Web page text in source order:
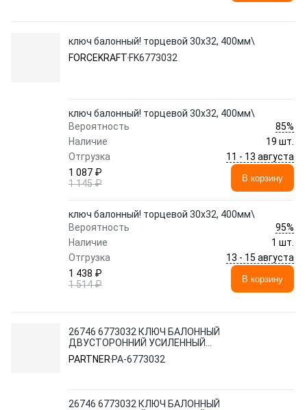
ключ балонный! торцевой 30х32, 400мм\
FORCEKRAFT FK6773032
ключ балонный! торцевой 30х32, 400мм\
Вероятность
85%
Наличие
19 шт.
Отгрузка
11 - 13 августа
1 087 ₽
1 145 ₽
В корзину
ключ балонный! торцевой 30х32, 400мм\
Вероятность
95%
Наличие
1 шт.
Отгрузка
13 - 15 августа
1 438 ₽
1 514 ₽
В корзину
26746 6773032 КЛЮЧ БАЛОННЫЙ
ДВУСТОРОННИЙ УСИЛЕННЫЙ
30Х32Х400ММ 12S.0003032 PARTNER ,
СТРАНА ВВОЗА: Р
PARTNER PA-6773032
26746 6773032 КЛЮЧ БАЛОННЫЙ